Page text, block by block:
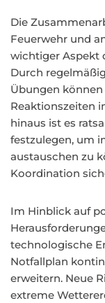
Die
Feuerwehr und
wichtiger Aspekt
Durch
Übungen
Reaktionszeiten
hinaus ist es
festzulegen, um
austauschen zu
Koordination
Im Hinblick auf
technologische
Notfallplan
erweitern. Neue
extreme